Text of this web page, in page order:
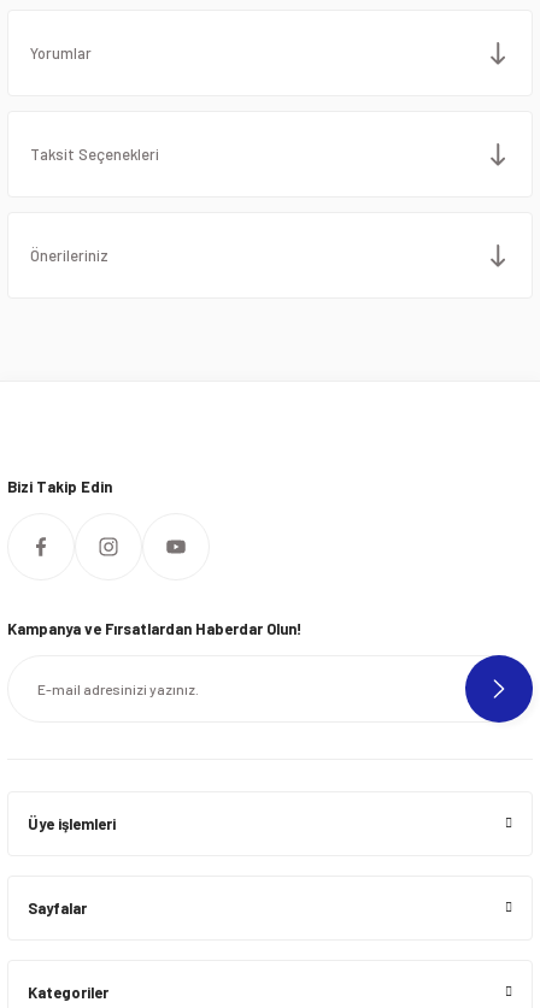
Yorumlar
Taksit Seçenekleri
Önerileriniz
Bizi Takip Edin
Kampanya ve Fırsatlardan Haberdar Olun!
Üye işlemleri
Sayfalar
Kategoriler